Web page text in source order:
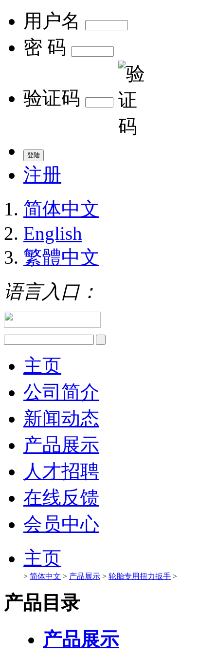
用户名
密 码
验证码
注册
简体中文
English
繁體中文
语言入口：
主页
公司简介
新闻动态
产品展示
人才招聘
在线反馈
会员中心
主页
> 简体中文 > 产品展示 > 轮胎专用扭力扳手 >
产品目录
产品展示